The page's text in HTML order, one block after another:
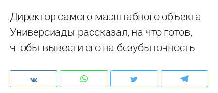
Директор самого масштабного объекта
Универсиады рассказал, на что готов,
чтобы вывести его на безубыточность